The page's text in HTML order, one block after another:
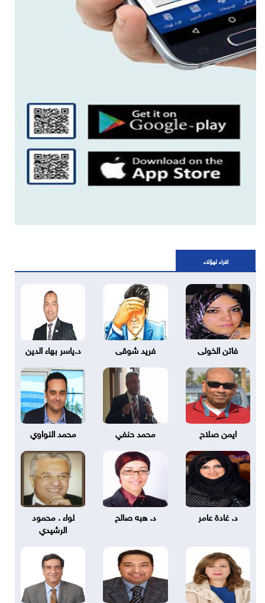
اقراء لهؤلاء
فاتن الخولى فريد شوقى د.ياسر بهاء الدين
ايمن صلاح محمد حنفي محمد النواوي
د. غادة عامر د. هبه صالح
لواء . محمود
الرشيدي